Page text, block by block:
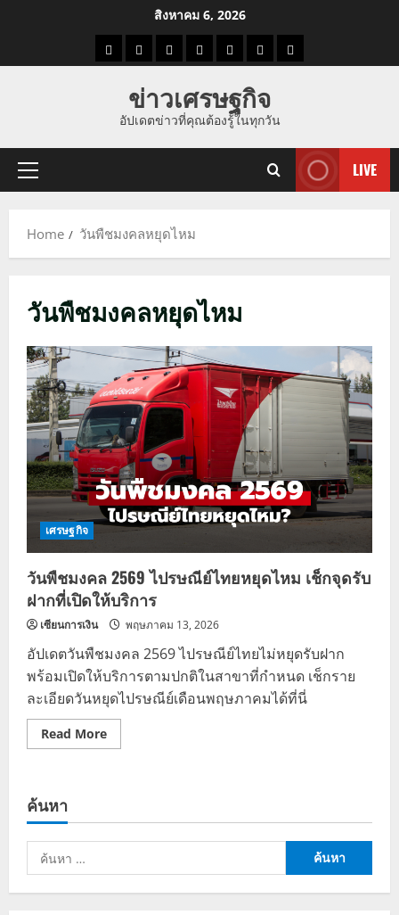
สิงหาคม 6, 2026
ราคาแนว
ราคา
ทอง
ข่าว
นี้
ข่าว
ดูด
ที่
ผู้ชาย
ข่าวเศรษฐกิจ
อัปเดตข่าวที่คุณต้องรู้ในทุกวัน
Primary
LIVE
Home วันพืชมงคลหยุดไหม
วันพืชมงคลหยุดไหม
เศรษฐกิจ
วันพืชมงคล 2569 ไปรษณีย์ไทยหยุดไหม เช็กจุดรับ
ฝากที่เปิดให้บริการ
เซียนการเงิน พฤษภาคม 13, 2026
อัปเดตวันพืชมงคล 2569 ไปรษณีย์ไทยไม่หยุดรับฝาก
พร้อมเปิดให้บริการตามปกติในสาขาที่กำหนด เช็กราย
ละเอียดวันหยุดไปรษณีย์เดือนพฤษภาคมได้ที่นี่
Read MoreRead
more
ไปรษณีย์
หยุด
เช็ก
รับ
ค้นหา
ค้นหา
สำหรับ: